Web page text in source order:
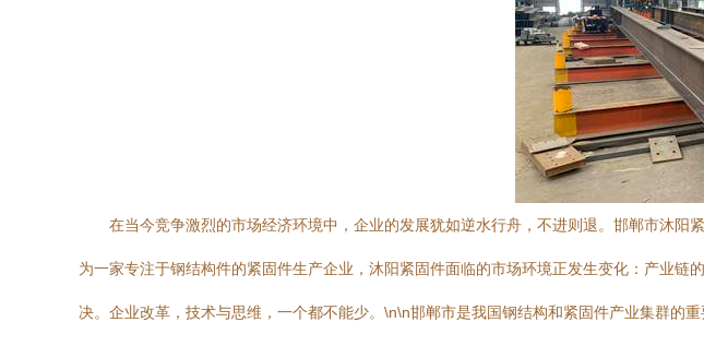
在当今竞争激烈的市场经济环境中，企业的发展犹如逆水行舟，不进则退。邯郸市沐
为一家专注于钢结构件的紧固件生产企业，沐阳紧固件面临的市场环境正发生变化：产业
决。企业改革，技术与思维，一个都不能少。\n\n邯郸市是我国钢结构和紧固件产业集群的